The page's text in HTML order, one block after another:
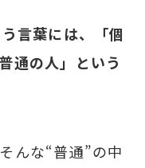
言葉には、「個
通の人」という
んな“普通”の中